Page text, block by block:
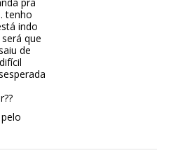
pra
tenho
indo
que
de